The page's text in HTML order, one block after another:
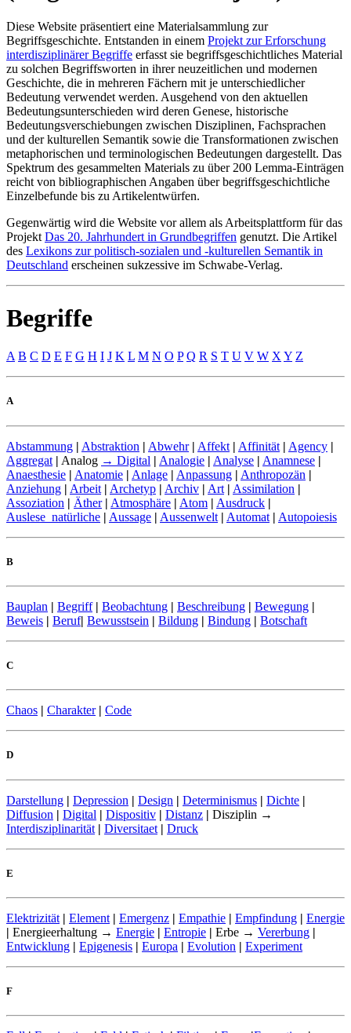
Diese Website präsentiert eine Materialsammlung zur
Begriffsgeschichte. Entstanden in einem Projekt zur Erforschung
interdisziplinärer Begriffe erfasst sie begriffsgeschichtliches Material
zu solchen Begriffsworten in ihrer neuzeitlichen und modernen
Geschichte, die in mehreren Fächern mit je unterschiedlicher
Bedeutung verwendet werden. Ausgehend von den aktuellen
Bedeutungsunterschieden wird deren Genese, historische
Bedeutungsverschiebungen zwischen Disziplinen, Fachsprachen
und der kulturellen Semantik sowie die Transformationen zwischen
metaphorischen und terminologischen Bedeutungen dargestellt. Das
Spektrum des gesammelten Materials zu über 200 Lemma-Einträgen
reicht von bibliographischen Angaben über begriffsgeschichtliche
Einzelbefunde bis zu Artikelentwürfen.
Gegenwärtig wird die Website vor allem als Arbeitsplattform für das
Projekt Das 20. Jahrhundert in Grundbegriffen genutzt. Die Artikel
des Lexikons zur politisch-sozialen und -kulturellen Semantik in
Deutschland erscheinen sukzessive im Schwabe-Verlag.
Begriffe
A B C D E F G H I J K L M N O P Q R S T U V W X Y Z
A
Abstammung | Abstraktion | Abwehr | Affekt | Affinität | Agency |
Aggregat | Analog → Digital | Analogie | Analyse | Anamnese |
Anaesthesie | Anatomie | Anlage | Anpassung | Anthropozän |
Anziehung | Arbeit | Archetyp | Archiv | Art | Assimilation |
Assoziation | Äther | Atmosphäre | Atom | Ausdruck |
Auslese_natürliche | Aussage | Aussenwelt | Automat | Autopoiesis
B
Bauplan | Begriff | Beobachtung | Beschreibung | Bewegung |
Beweis | Beruf| Bewusstsein | Bildung | Bindung | Botschaft
C
Chaos | Charakter | Code
D
Darstellung | Depression | Design | Determinismus | Dichte |
Diffusion | Digital | Dispositiv | Distanz | Disziplin →
Interdisziplinarität | Diversitaet | Druck
E
Elektrizität | Element | Emergenz | Empathie | Empfindung | Energie
| Energieerhaltung → Energie | Entropie | Erbe → Vererbung |
Entwicklung | Epigenesis | Europa | Evolution | Experiment
F